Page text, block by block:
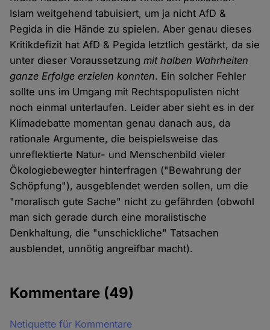
Islam weitgehend tabuisiert, um ja nicht AfD &
Pegida in die Hände zu spielen. Aber genau dieses
Kritikdefizit hat AfD & Pegida letztlich gestärkt, da sie
unter dieser Voraussetzungmit halben Wahrheiten
ganze Erfolge erzielen konnten. Ein solcher Fehler
sollte uns im Umgang mit Rechtspopulisten nicht
noch einmal unterlaufen. Leider aber sieht es in der
Klimadebatte momentan genau danach aus, da
rationale Argumente, die beispielsweise das
unreflektierte Natur- und Menschenbild vieler
Ökologiebewegter hinterfragen ("Bewahrung der
Schöpfung"), ausgeblendet werden sollen, um die
"moralisch gute Sache" nicht zu gefährden (obwohl
man sich gerade durch eine moralistische
Denkhaltung, die "unschickliche" Tatsachen
ausblendet, unnötig angreifbar macht).
Kommentare (49)
Netiquette für Kommentare